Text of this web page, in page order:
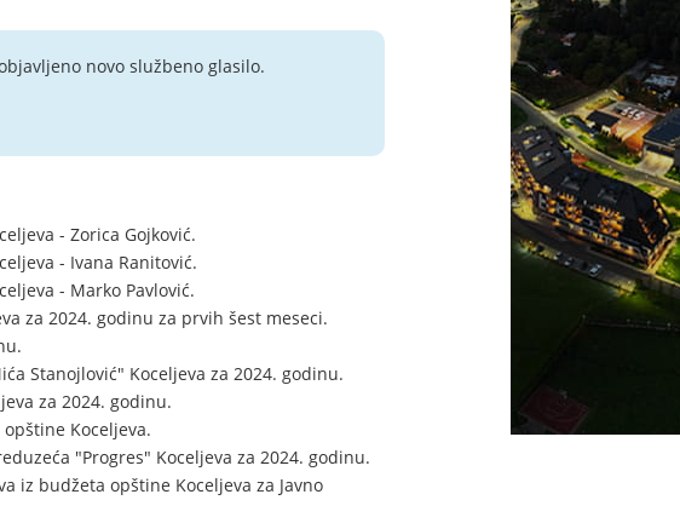
novo službeno glasilo.
- Zorica Gojković.
- Ivana Ranitović.
- Marko Pavlović.
za 2024. godinu za prvih šest meseci.
Stanojlović" Koceljeva za 2024. godinu.
za 2024. godinu.
Koceljeva.
"Progres" Koceljeva za 2024. godinu.
iz budžeta opštine Koceljeva za Javno